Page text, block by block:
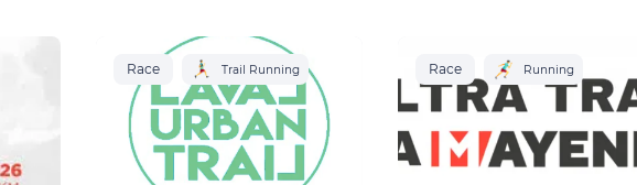
Race Trail Running Race Running